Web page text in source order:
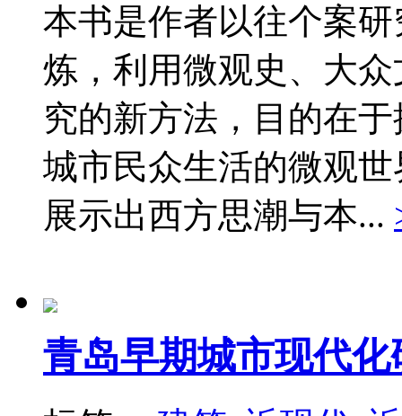
本书是作者以往个案
炼，利用微观史、大
究的新方法，目的在
城市民众生活的微观
展示出西方思潮与本...
青岛早期城市现代化